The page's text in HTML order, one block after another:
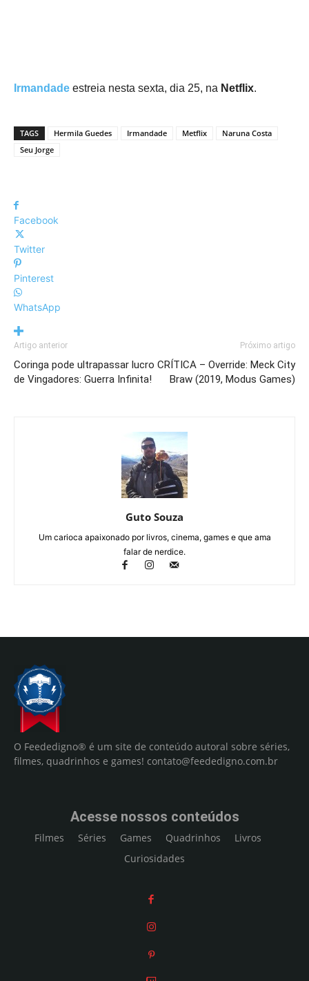
Irmandade estreia nesta sexta, dia 25, na Netflix.
TAGS Hermila Guedes Irmandade Metflix
Naruna Costa
Seu Jorge
Facebook
Twitter
Pinterest
WhatsApp
Artigo anterior
Coringa pode ultrapassar lucro
de Vingadores: Guerra Infinita!
Próximo artigo
CRÍTICA – Override: Meck City
Braw (2019, Modus Games)
Guto Souza
Um carioca apaixonado por livros, cinema, games e que ama
falar de nerdice.
O Feededigno® é um site de conteúdo autoral sobre séries,
filmes, quadrinhos e games! contato@feededigno.com.br
Acesse nossos conteúdos
Filmes Séries Games Quadrinhos
Livros
Curiosidades